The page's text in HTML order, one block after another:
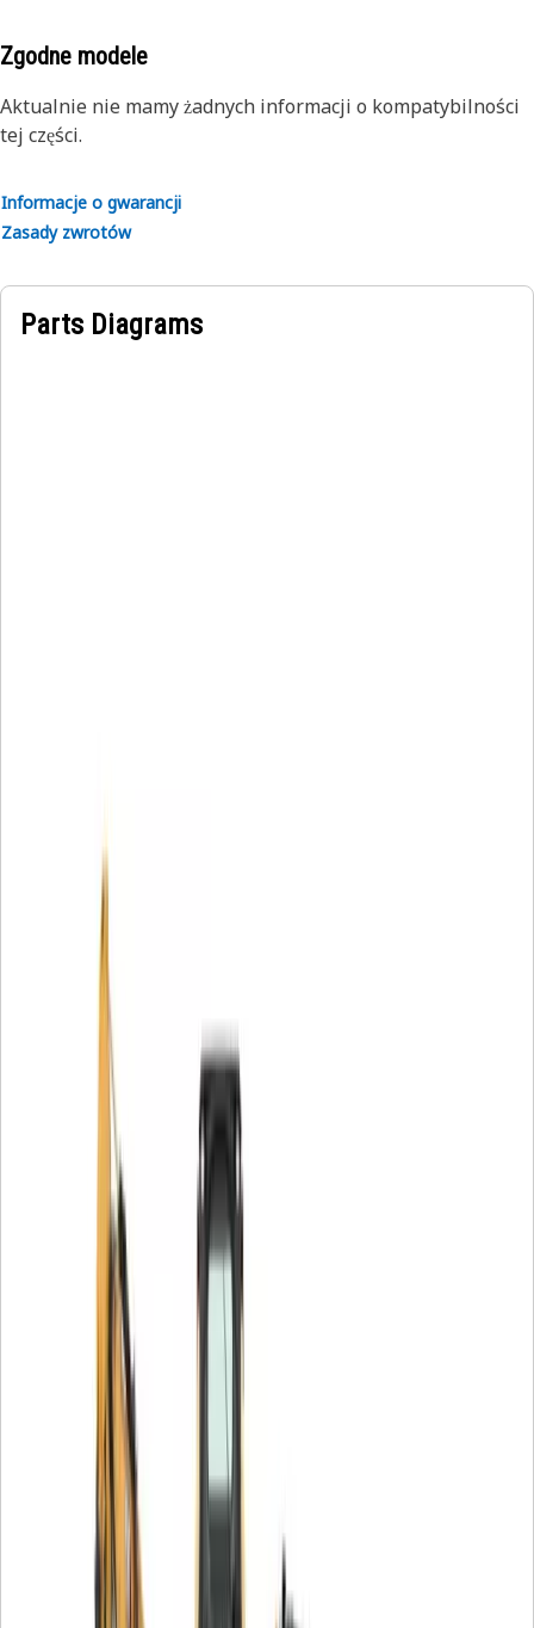
Zgodne modele
Aktualnie nie mamy żadnych informacji o kompatybilności
tej części.
Informacje o gwarancji
Zasady zwrotów
Parts Diagrams